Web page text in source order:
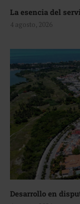
La esencia del
4 agosto, 2026
Desarrollo en